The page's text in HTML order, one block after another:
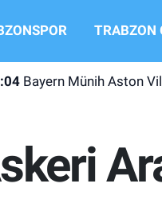
TRABZON
Bayern Münih Aston